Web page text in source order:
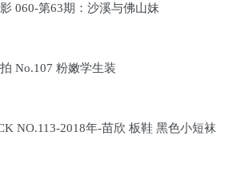
060-第63期：沙溪与佛山妹
No.107 粉嫩学生装
NO.113-2018年-苗欣 板鞋 黑色小短袜